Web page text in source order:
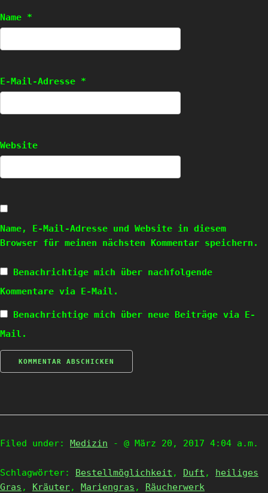
Name *
E-Mail-Adresse *
Website
Name, E-Mail-Adresse und Website in diesem
Browser für meinen nächsten Kommentar speichern.
Benachrichtige mich über nachfolgende
Kommentare via E-Mail.
Benachrichtige mich über neue Beiträge via E-
Mail.
Filed under: Medizin - @ März 20, 2017 4:04 a.m.
Schlagwörter: Bestellmöglichkeit , Duft , heiliges
Gras , Kräuter, Mariengras , Räucherwerk